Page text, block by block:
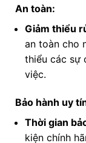
An toàn:
Giảm thiểu
an toàn cho
thiểu các sự
việc.
Bảo hành uy
Thời gian
kiện chính